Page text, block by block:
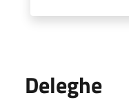
Deleghe